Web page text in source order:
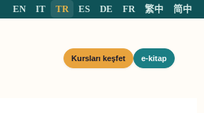
EN IT TR ES DE FR 繁中 简中
Kursları keşfet e-kitap